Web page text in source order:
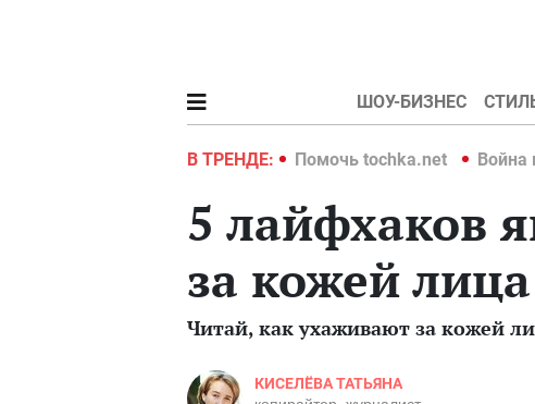
ШОУ-БИЗНЕС
В ТРЕНДЕ:
Война в Украине 2022 Помочь tochka.net Война
5 лайфхаков
за кожей лица
Читай, как ухаживают за кожей
КИСЕЛЁВА ТАТЬЯНА